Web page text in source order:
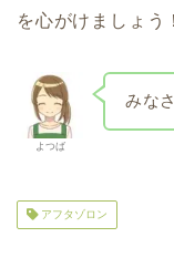
を心がけましょう！
よつば
みな
アフタゾロン